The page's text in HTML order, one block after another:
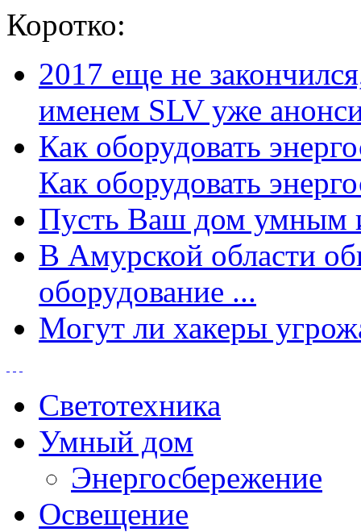
Коротко:
2017 еще не
именем SLV уже
Как оборудовать
Как оборудовать
Пусть Ваш дом умным
В Амурской области
оборудование ...
Могут ли хакеры
Светотехника
Умный дом
Энергосбережение
Освещение